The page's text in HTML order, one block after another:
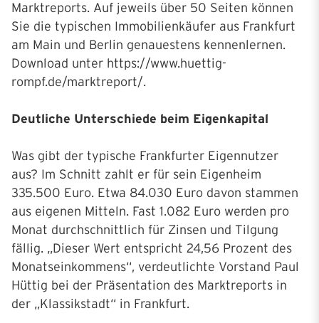
Marktreports. Auf jeweils über 50 Seiten können
Sie die typischen Immobilienkäufer aus Frankfurt
am Main und Berlin genauestens kennenlernen.
Download unter https://www.huettig-
rompf.de/marktreport/.
Deutliche Unterschiede beim Eigenkapital
Was gibt der typische Frankfurter Eigennutzer
aus? Im Schnitt zahlt er für sein Eigenheim
335.500 Euro. Etwa 84.030 Euro davon stammen
aus eigenen Mitteln. Fast 1.082 Euro werden pro
Monat durchschnittlich für Zinsen und Tilgung
fällig. „Dieser Wert entspricht 24,56 Prozent des
Monatseinkommens“, verdeutlichte Vorstand Paul
Hüttig bei der Präsentation des Marktreports in
der „Klassikstadt“ in Frankfurt.